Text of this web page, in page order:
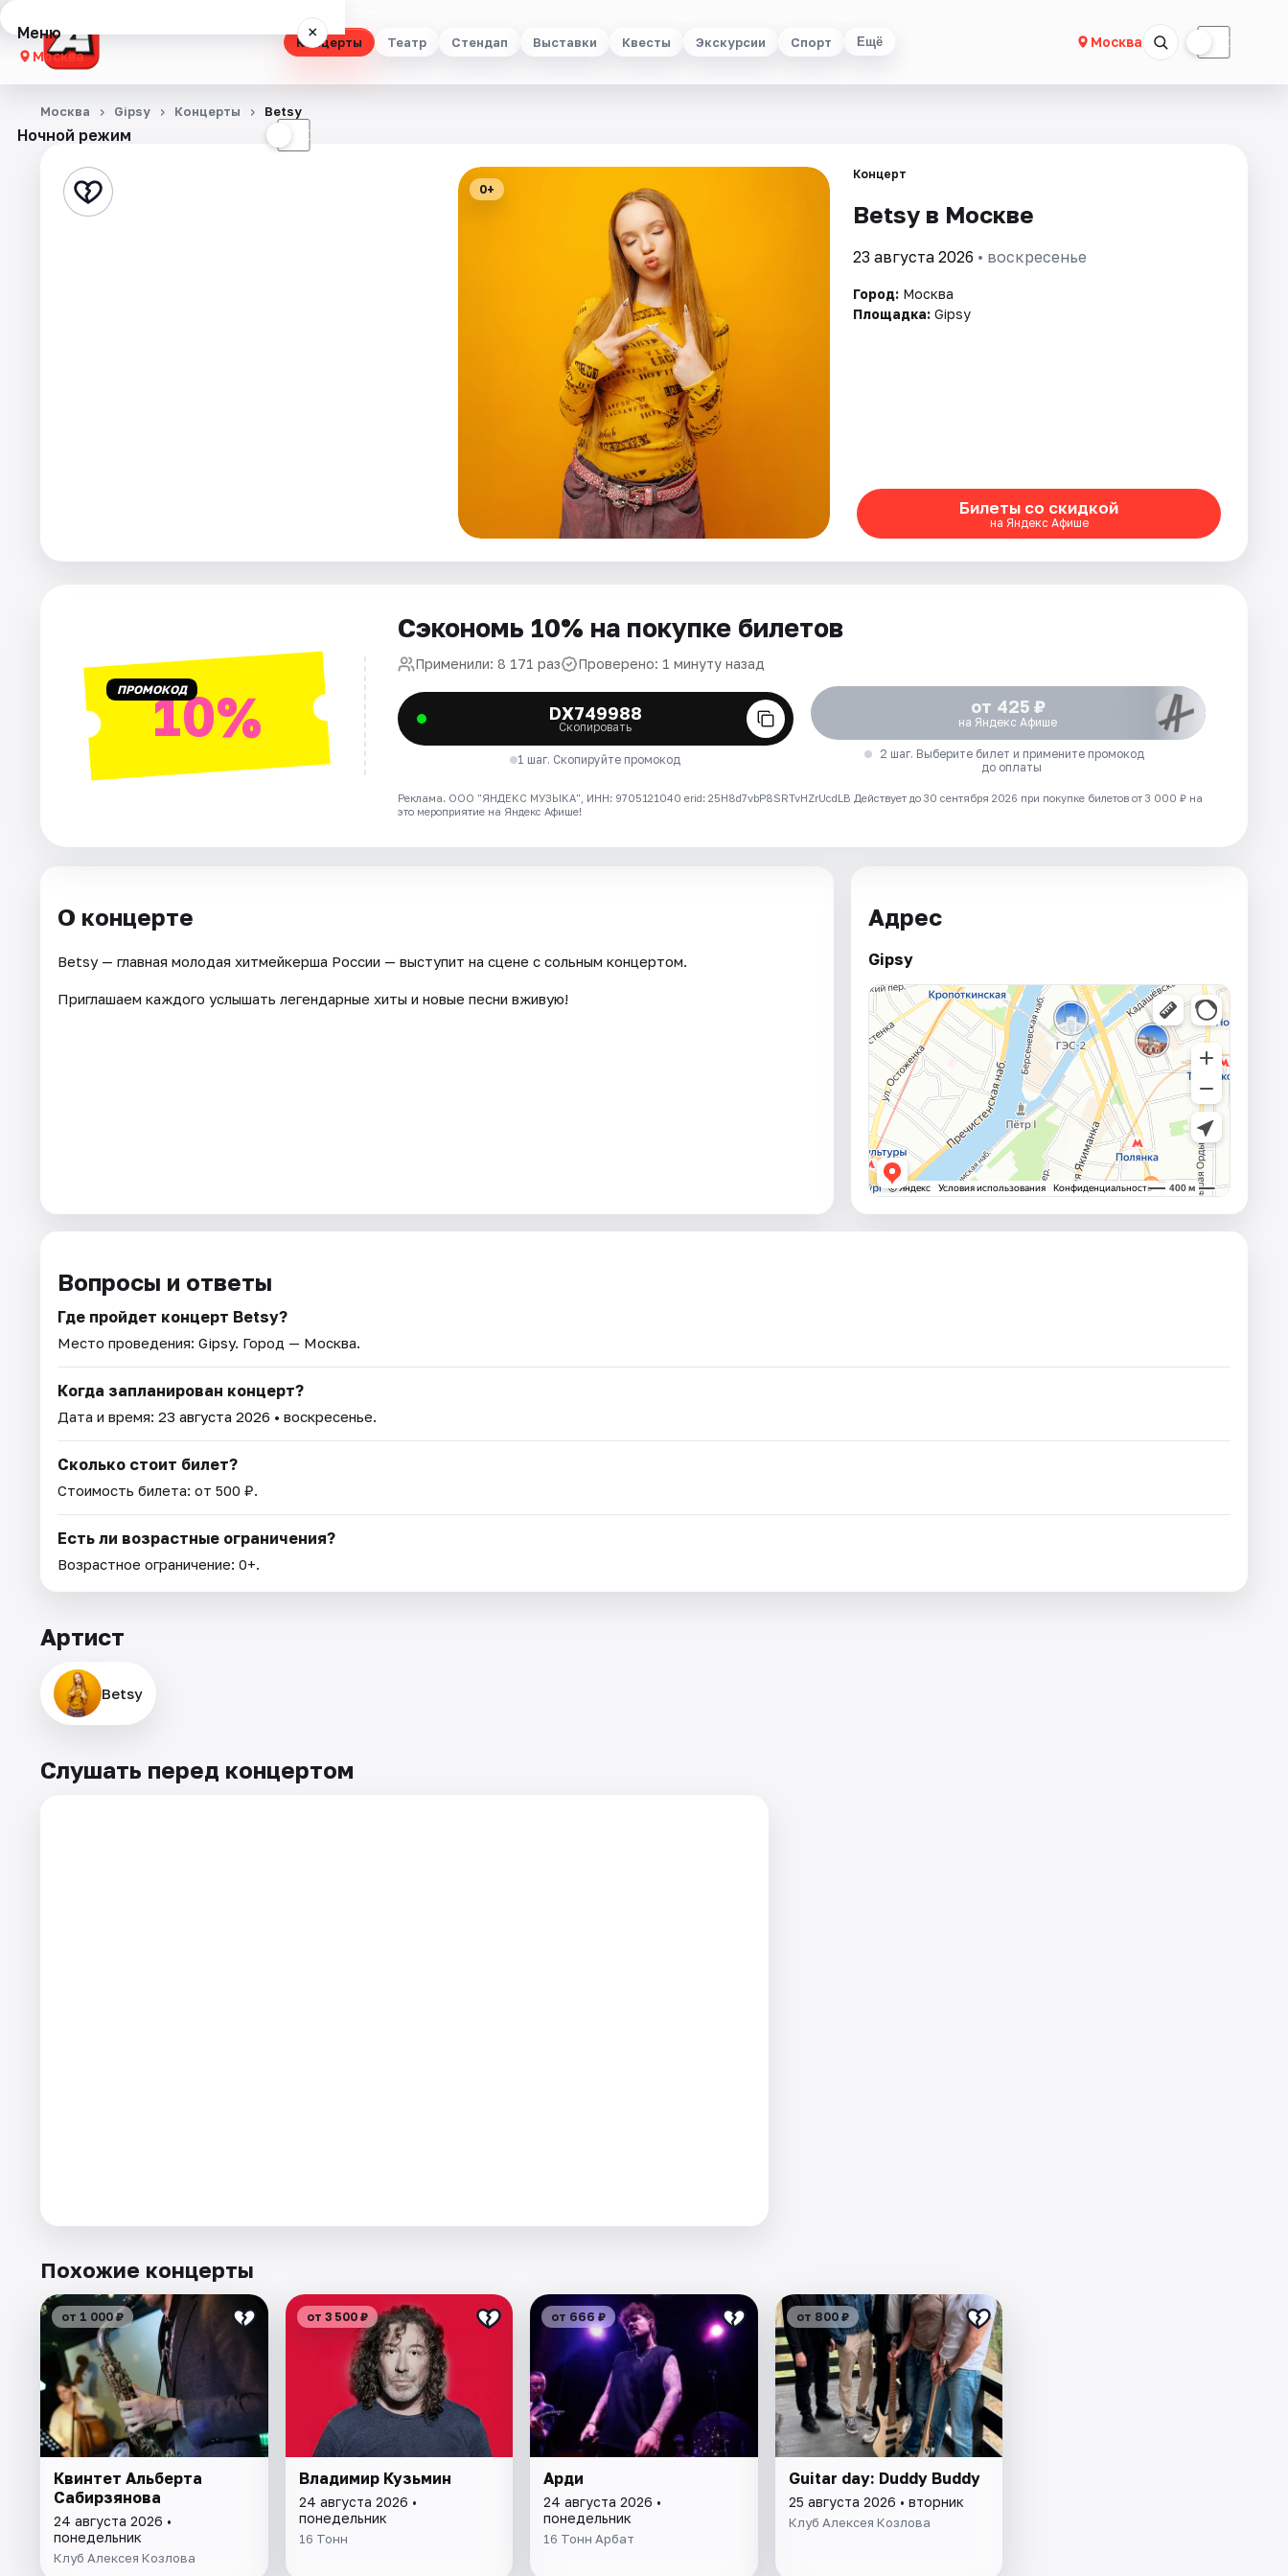
Концерты Театр Стендап Выставки Квесты Экскурсии Спорт Ещё Москва ☾
Меню ×
Москва
Концерты
Стендап
Ночной режим ☾
Москва Gipsy Концерты Betsy
0+
Концерт
Betsy в Москве
23 августа 2026 • воскресенье
Город: Москва
Площадка: Gipsy
Билеты со скидкой
на Яндекс Афише
ПРОМОКОД10%
Сэкономь 10% на покупке билетов
Применили: 8 171 раз Проверено: 1 минуту назад
DX749988
Скопировать
1 шаг. Скопируйте промокод
от 425 ₽
на Яндекс Афише
2 шаг. Выберите билет и примените промокод
до оплаты
Реклама. ООО "ЯНДЕКС МУЗЫКА", ИНН: 9705121040 erid: 25H8d7vbP8SRTvHZrUcdLB Действует до 30 сентября 2026 при покупке билетов от 3 000 ₽ на
это мероприятие на Яндекс Афише!
О концерте
Betsy — главная молодая хитмейкерша России — выступит на сцене с сольным концертом.
Приглашаем каждого услышать легендарные хиты и новые песни вживую!
Адрес
Gipsy
Вопросы и ответы
Где пройдет концерт Betsy?
Место проведения: Gipsy. Город — Москва.
Когда запланирован концерт?
Дата и время: 23 августа 2026 • воскресенье.
Сколько стоит билет?
Стоимость билета: от 500 ₽.
Есть ли возрастные ограничения?
Возрастное ограничение: 0+.
Артист
Betsy
Слушать перед концертом
Похожие концерты
от 1 000 ₽
Квинтет Альберта
Сабирзянова
24 августа 2026 •
понедельник
Клуб Алексея Козлова
от 3 500 ₽
Владимир Кузьмин
24 августа 2026 •
понедельник
16 Тонн
от 666 ₽
Арди
24 августа 2026 •
понедельник
16 Тонн Арбат
от 800 ₽
Guitar day: Duddy Buddy
25 августа 2026 • вторник
Клуб Алексея Козлова